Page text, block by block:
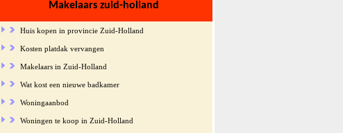
Makelaars zuid-holland
Huis kopen in provincie Zuid-Holland
Kosten platdak vervangen
Makelaars in Zuid-Holland
Wat kost een nieuwe badkamer
Woningaanbod
Woningen te koop in Zuid-Holland